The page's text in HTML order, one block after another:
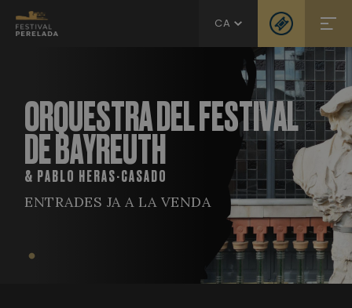
CA
ORQUESTRA DEL FESTIVAL
DE BAYREUTH
& PABLO HERAS-CASADO
ENTRADES JA A LA VENDA